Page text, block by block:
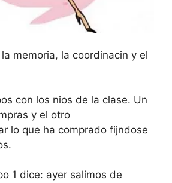
memoria, la coordinacin y el
con los nios de la clase. Un
y el otro
lo que ha comprado fijndose
1 dice: ayer salimos de